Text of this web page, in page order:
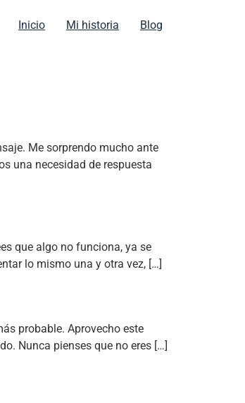
Inicio Mi historia Blog
Me sorprendo mucho ante
una necesidad de respuesta
que algo no funciona, ya se
lo mismo una y otra vez, […]
probable. Aprovecho este
Nunca pienses que no eres […]